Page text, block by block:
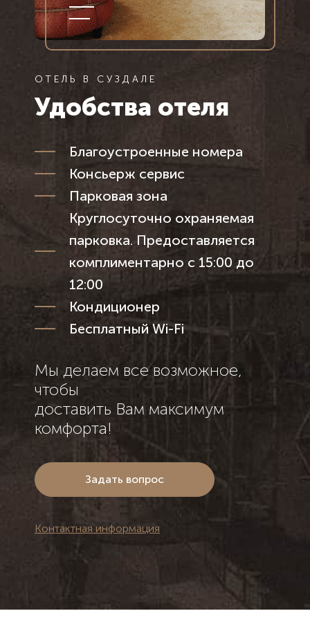
ОТЕЛЬ В СУЗДАЛЕ
Удобства отеля
Благоустроенные номера
Консьерж сервис
Парковая зона
Круглосуточно охраняемая
парковка. Предоставляется
комплиментарно с 15:00 до
12:00
Кондиционер
Бесплатный Wi-Fi
Мы делаем все возможное,
чтобы
доставить Вам максимум
комфорта!
Задать вопрос
Контактная информация